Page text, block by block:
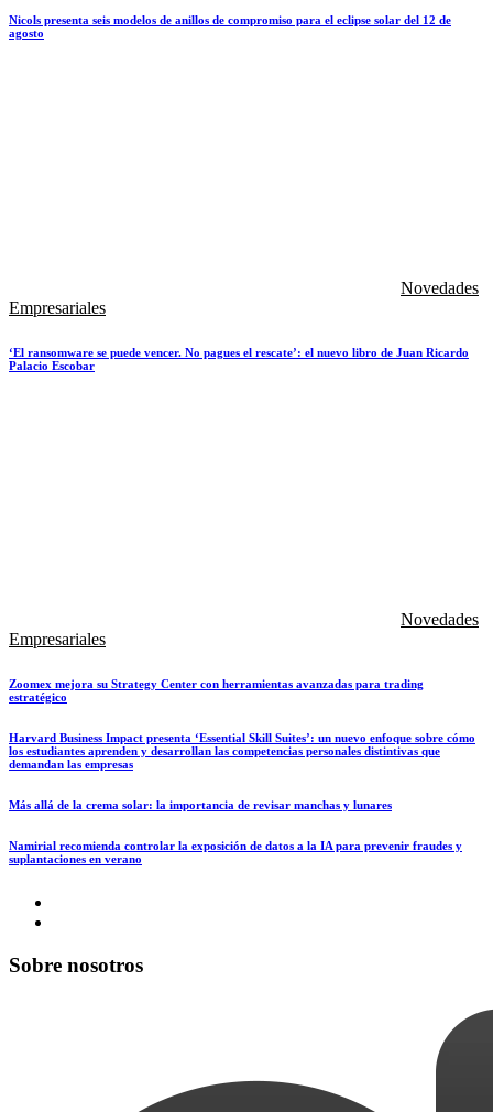
Nicols presenta seis modelos de anillos de compromiso para el eclipse solar del 12 de
agosto
Novedades
Empresariales
‘El ransomware se puede vencer. No pagues el rescate’: el nuevo libro de Juan Ricardo
Palacio Escobar
Novedades
Empresariales
Zoomex mejora su Strategy Center con herramientas avanzadas para trading
estratégico
Harvard Business Impact presenta ‘Essential Skill Suites’: un nuevo enfoque sobre cómo
los estudiantes aprenden y desarrollan las competencias personales distintivas que
demandan las empresas
Más allá de la crema solar: la importancia de revisar manchas y lunares
Namirial recomienda controlar la exposición de datos a la IA para prevenir fraudes y
suplantaciones en verano
Sobre nosotros